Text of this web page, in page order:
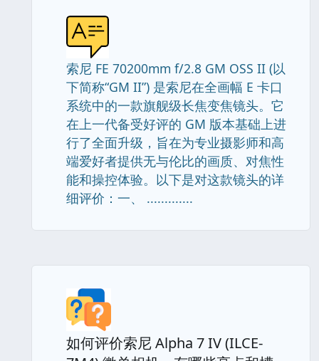
索尼 FE 70200mm f/2.8 GM OSS II (以
下简称“GM II”) 是索尼在全画幅 E 卡口
系统中的一款旗舰级长焦变焦镜头。它
在上一代备受好评的 GM 版本基础上进
行了全面升级，旨在为专业摄影师和高
端爱好者提供无与伦比的画质、对焦性
能和操控体验。以下是对这款镜头的详
细评价：一、 .............
如何评价索尼 Alpha 7 IV (ILCE-